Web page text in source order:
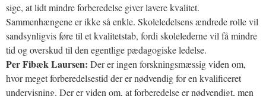
sige, at lidt mindre forberedelse giver lavere kvalitet.
Sammenhængene er ikke så enkle. Skoleledelsens ændrede rolle vil
sandsynligvis føre til et kvalitetstab, fordi skolelederne vil få mindre
tid og overskud til den egentlige pædagogiske ledelse.
Per Fibæk Laursen: Der er ingen forskningsmæssig viden om,
hvor meget forberedelsestid der er nødvendig for en kvalificeret
undervisning. Der er viden om, at forberedelse er nødvendigt, men